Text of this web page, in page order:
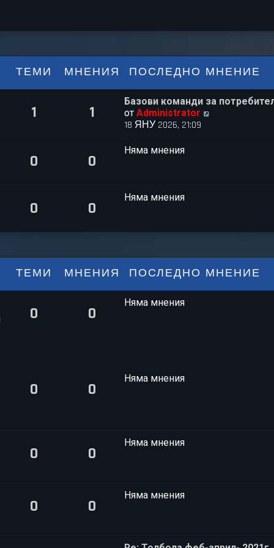
ТЕМИ МНЕНИЯ ПОСЛЕДНО МНЕНИЕ
1 1
Базови команди за
от Administrator
д
18 ЯНУ 2026, 21:09
0 0
Няма мнения
0 0
Няма мнения
ТЕМИ МНЕНИЯ ПОСЛЕДНО МНЕНИЕ
0 0
Няма мнения
0 0
Няма мнения
0 0
Няма мнения
0 0
Няма мнения